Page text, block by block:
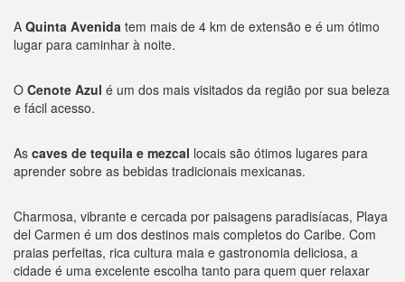
A Quinta Avenida tem mais de 4 km de extensão e é um ótimo
lugar para caminhar à noite.
O Cenote Azul é um dos mais visitados da região por sua beleza
e fácil acesso.
As caves de tequila e mezcal locais são ótimos lugares para
aprender sobre as bebidas tradicionais mexicanas.
Charmosa, vibrante e cercada por paisagens paradisíacas, Playa
del Carmen é um dos destinos mais completos do Caribe. Com
praias perfeitas, rica cultura maia e gastronomia deliciosa, a
cidade é uma excelente escolha tanto para quem quer relaxar